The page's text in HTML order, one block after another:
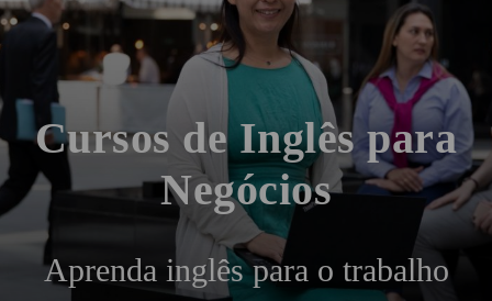
Cursos de Inglês para
Negócios
Aprenda inglês para o trabalho